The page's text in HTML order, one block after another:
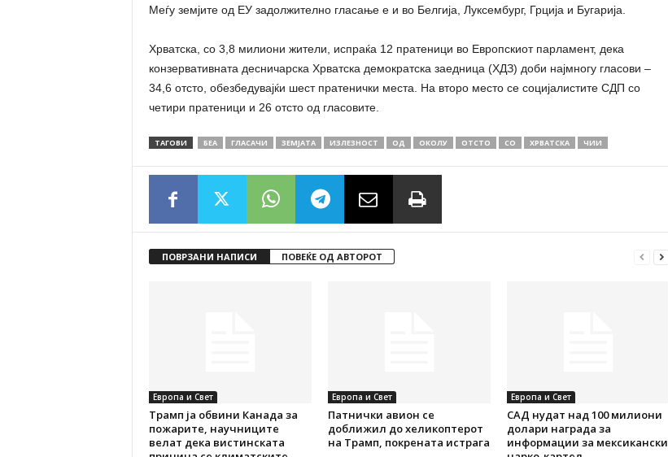
Меѓу земјите од ЕУ задолжително гласање е и во Белгија, Луксембург, Грција и Бугарија.
Хрватска, со 3,8 милиони жители, испраќа 12 пратеници во Европскиот парламент, дека
конзервативната десничарска Хрватска демократска заедница (ХДЗ) доби најмногу гласови –
34,6 отсто, обезбедувајќи шест пратенички места. На второ место се социјалистите СДП со
четири пратеници и 26 отсто од гласовите.
ТАГОВИ БЕА ГЛАСАЧИ ЗЕМЈАТА ИЗЛЕЗНОСТ ОД ОКОЛУ ОТСТО СО ХРВАТСКА ЧИИ
ПОВРЗАНИ НАПИСИ ПОВЕЌЕ ОД АВТОРОТ
Европа и Свет
Трамп ја обвини Канада за
пожарите, научниците
велат дека вистинската
Европа и Свет
Патнички авион се
доближил до хеликоптерот
на Трамп, покрената истрага
Европа и Свет
САД нудат над 100 милиони
долари награда за
информации за мексикански